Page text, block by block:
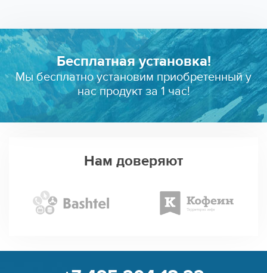
Бесплатная установка!
Мы бесплатно установим приобретенный у
нас продукт за 1 час!
Нам доверяют